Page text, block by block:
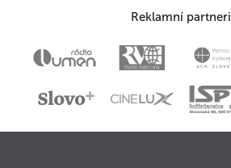
Reklamní partneri